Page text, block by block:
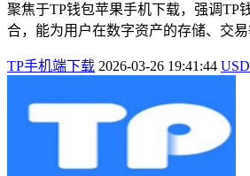
聚焦于TP钱包苹果手机下载，强调TP
合，能为用户在数字资产的存储、交
TP手机端下载 2026-03-26 19:41:44